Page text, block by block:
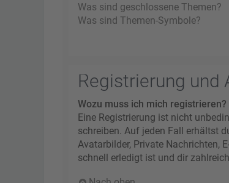
Was sind geschlossene Themen?
Was sind Themen-Symbole?
Registrierung und
Wozu muss ich mich registrieren?
Eine Registrierung ist nicht
schreiben. Auf jeden Fall erhältst
Avatarbilder, Private Nachrichten,
schnell erledigt ist und dir